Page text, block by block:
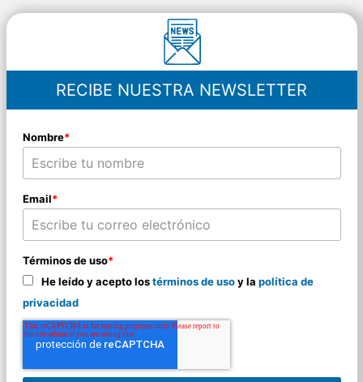
RECIBE NUESTRA NEWSLETTER
Nombre*
Email*
Términos de uso*
He leído y acepto lostérminos de usoy la política de
privacidad